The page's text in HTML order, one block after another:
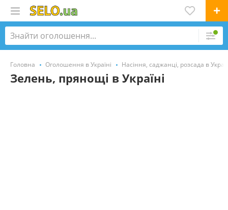
Головна Оголошення в Україні Насіння, саджанці, розсада в
Зелень, прянощі в Україні